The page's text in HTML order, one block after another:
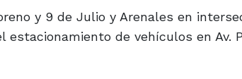
y 9 de Julio y Arenales en
estacionamiento de vehículos en Av.